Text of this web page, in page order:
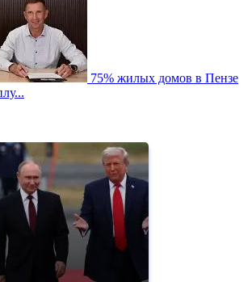
75% жилых домов в Пензе